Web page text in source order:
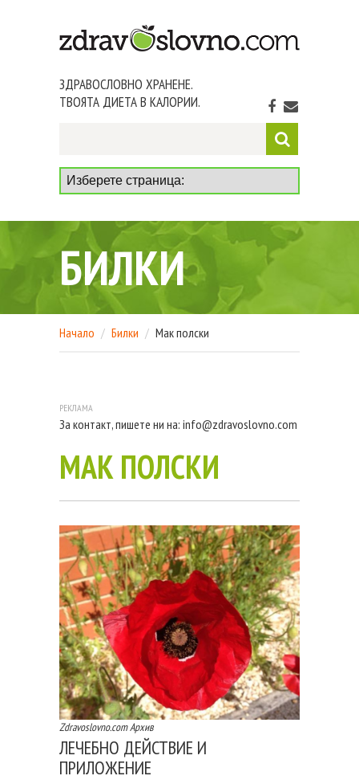
ЗДРАВОСЛОВНО ХРАНЕНЕ.
ТВОЯТА ДИЕТА В КАЛОРИИ.
БИЛКИ
Начало Билки Мак полски
За контакт, пишете ни на: info@zdravoslovno.com
МАК ПОЛСКИ
Zdravoslovno.com Архив
ЛЕЧЕБНО ДЕЙСТВИЕ И
ПРИЛОЖЕНИЕ